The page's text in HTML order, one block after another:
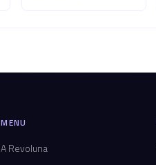
MENU
A Revoluna